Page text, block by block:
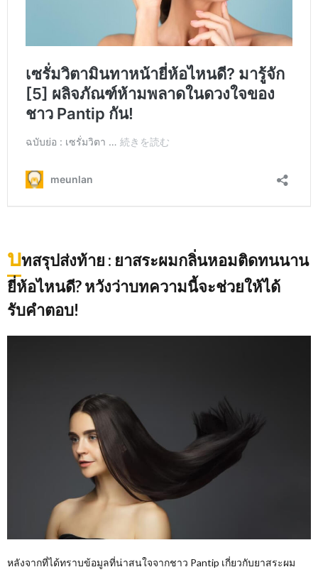
บทสรุปส่งท้าย : ยาสระผมกลิ่นหอมติดทนนาน
ยี่ห้อไหนดี? หวังว่าบทความนี้จะช่วยให้ได้
รับคำตอบ!
หลังจากที่ได้ทราบข้อมูลที่น่าสนใจจากชาว Pantip เกี่ยวกับยาสระผม